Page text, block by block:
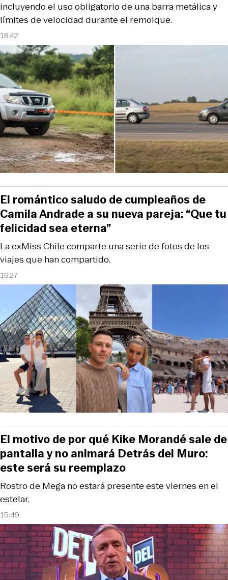
16:42
incluyendo el uso obligatorio de una barra metálica y
límites de velocidad durante el remolque.
16:27
La exMiss Chile comparte una serie de fotos de los
viajes que han compartido.
El romántico saludo de cumpleaños de
Camila Andrade a su nueva pareja: “Que tu
felicidad sea eterna”
15:49
Rostro de Mega no estará presente este viernes en el
estelar.
El motivo de por qué Kike Morandé sale de
pantalla y no animará Detrás del Muro:
este será su reemplazo